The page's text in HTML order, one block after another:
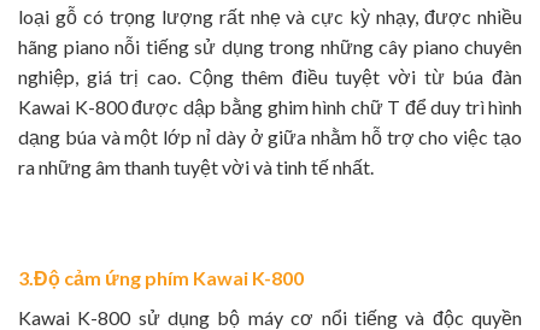
loại gỗ có trọng lượng rất nhẹ và cực kỳ nhạy, được nhiều
hãng piano nỗi tiếng sử dụng trong những cây piano chuyên
nghiệp, giá trị cao. Cộng thêm điều tuyệt vời từ búa đàn
Kawai K-800 được dập bằng ghim hình chữ T để duy trì hình
dạng búa và một lớp nỉ dày ở giữa nhằm hỗ trợ cho việc tạo
ra những âm thanh tuyệt vời và tinh tế nhất.
3.Độ cảm ứng phím Kawai K-800
Kawai K-800 sử dụng bộ máy cơ nổi tiếng và độc quyền